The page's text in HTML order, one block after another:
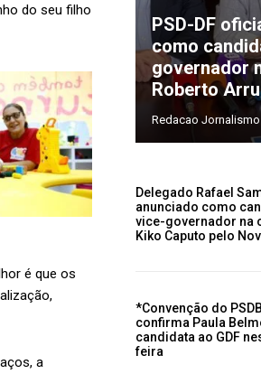
do seu filho
é que os
a
PSD-DF
como
governador
Roberto
Redacao Jornalismo
Delegado Rafael
anunciado como
vice-governador na
Kiko Caputo pelo
*Convenção do
confirma Paula
candidata ao GDF
feira